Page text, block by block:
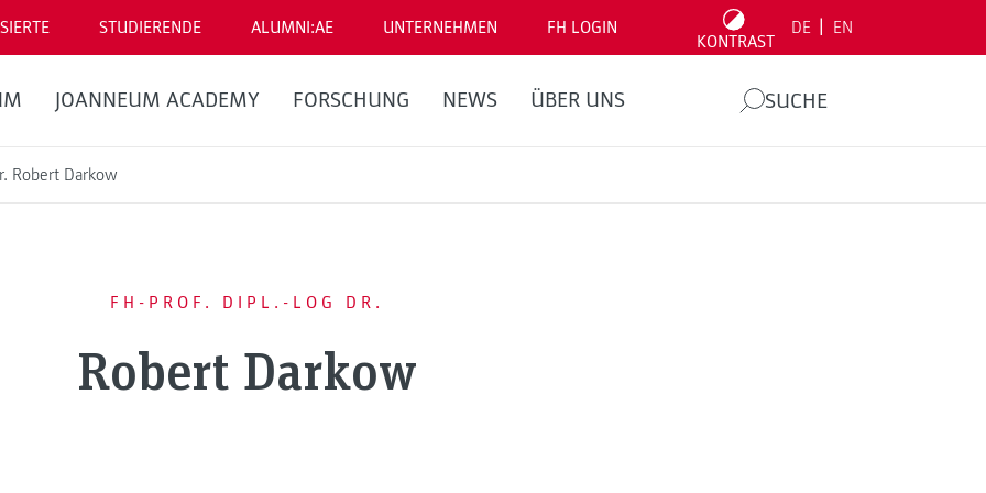
STUDIERENDE ALUMNI:AE UNTERNEHMEN FH LOGIN
KONTRAST
DE EN
JOANNEUM ACADEMY FORSCHUNG NEWS ÜBER UNS SUCHE
Robert Darkow
FH-PROF. DIPL.-LOG DR.
Robert Darkow